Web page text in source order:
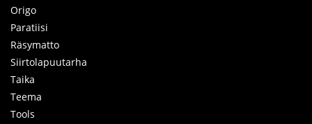
Origo
Paratiisi
Räsymatto
Siirtolapuutarha
Taika
Teema
Tools